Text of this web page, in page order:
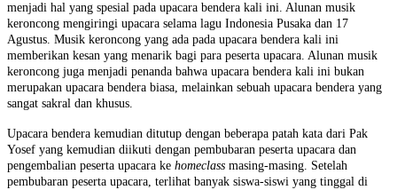
menjadi hal yang spesial pada upacara bendera kali ini. Alunan musik
keroncong mengiringi upacara selama lagu Indonesia Pusaka dan 17
Agustus. Musik keroncong yang ada pada upacara bendera kali ini
memberikan kesan yang menarik bagi para peserta upacara. Alunan musik
keroncong juga menjadi penanda bahwa upacara bendera kali ini bukan
merupakan upacara bendera biasa, melainkan sebuah upacara bendera yang
sangat sakral dan khusus.
Upacara bendera kemudian ditutup dengan beberapa patah kata dari Pak
Yosef yang kemudian diikuti dengan pembubaran peserta upacara dan
pengembalian peserta upacara ke homeclass masing-masing. Setelah
pembubaran peserta upacara, terlihat banyak siswa-siswi yang tinggal di